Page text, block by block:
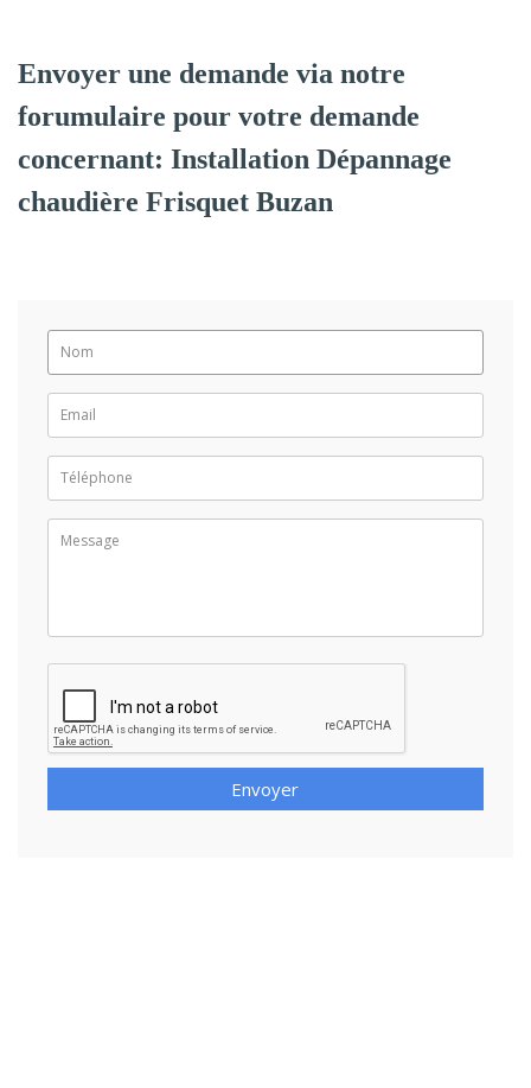
Envoyer une demande via notre
forumulaire pour votre demande
concernant: Installation Dépannage
chaudière Frisquet Buzan
Envoyer